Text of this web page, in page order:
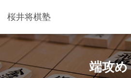
桜井将棋塾
端攻め